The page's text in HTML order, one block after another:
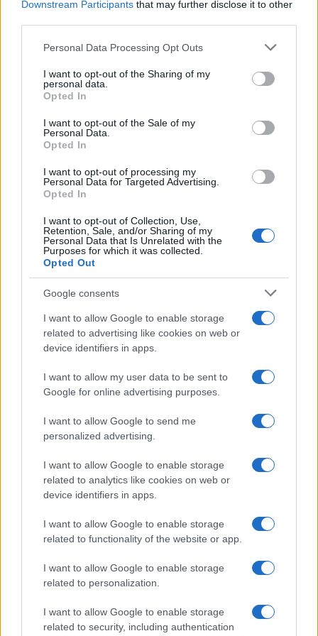
Downstream Participants that may further disclose it to other
Please note that this website/app uses one or more Google
not limited to your visit or usage behaviour. You may click to
grant or deny consent to Google and its third-party tags to
use your data for below specified purposes in below Google
consent section.
Personal Data Processing Opt Outs
I want to opt-out of the Sharing of my
personal data.
Opted In
I want to opt-out of the Sale of my
Personal Data.
Opted In
I want to opt-out of processing my
Personal Data for Targeted Advertising.
Opted In
I want to opt-out of Collection, Use,
Retention, Sale, and/or Sharing of my
Personal Data that Is Unrelated with the
Purposes for which it was collected.
Opted Out
Google consents
I want to allow Google to enable storage
related to advertising like cookies on web or
device identifiers in apps.
I want to allow my user data to be sent to
Google for online advertising purposes.
I want to allow Google to send me
personalized advertising.
I want to allow Google to enable storage
related to analytics like cookies on web or
device identifiers in apps.
I want to allow Google to enable storage
related to functionality of the website or app.
I want to allow Google to enable storage
related to personalization.
I want to allow Google to enable storage
related to security, including authentication
Vir: STA
Opozorilo:Po 297. členu Kazenskega zakonika je
posameznik kazensko odgovoren za javno spodbujanje
rasističnimi, diskriminatornimi ali nezakonitimi vsebinami bodo
odstranjeni. Pravila komentiranja →
Failed to fetch
Kategorije: Novice
Ključne besede: booking hoteli
platforma
potovanja
tožba
Več iz kategorije Novice
V OTP banki opozarjajo na
skimmingom
V torek ob nespremenjenih
goriv